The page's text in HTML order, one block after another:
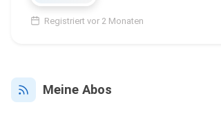
Registriert vor 2 Monaten
Meine Abos